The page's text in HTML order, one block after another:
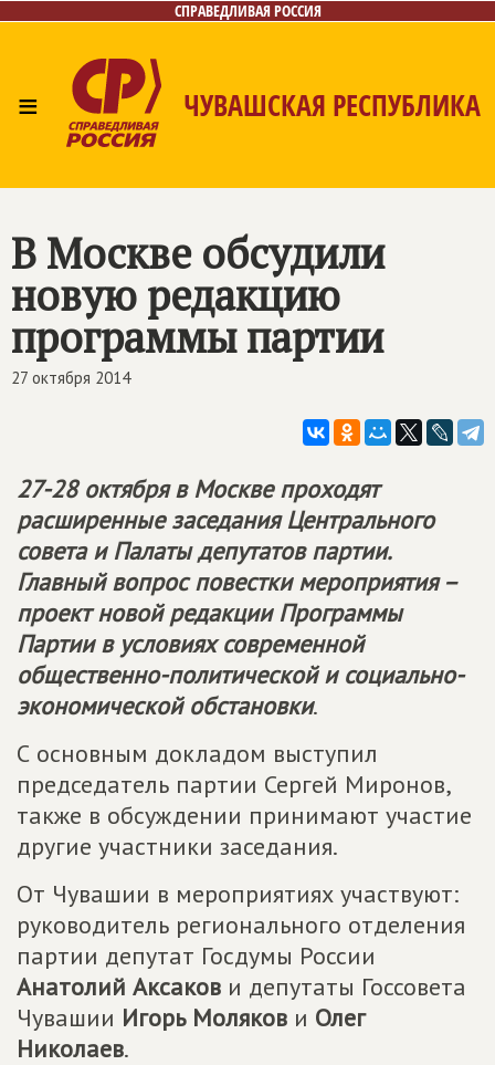
СПРАВЕДЛИВАЯ РОССИЯ
≡ ЧУВАШСКАЯ РЕСПУБЛИКА
Контакты
В Москве обсудили
новую редакцию
программы партии
27 октября 2014
27-28 октября в Москве проходят
расширенные заседания Центрального
совета и Палаты депутатов партии.
Главный вопрос повестки мероприятия –
проект новой редакции Программы
Партии в условиях современной
общественно-политической и социально-
экономической обстановки.
С основным докладом выступил
председатель партии Сергей Миронов,
также в обсуждении принимают участие
другие участники заседания.
От Чувашии в мероприятиях участвуют:
руководитель регионального отделения
партии депутат Госдумы России
Анатолий Аксаков и депутаты Госсовета
Чувашии Игорь Моляков и Олег
Николаев.